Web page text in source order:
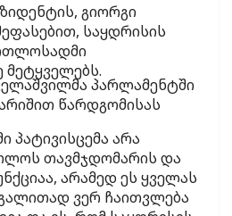
გიორგი
საყდრისის
მეტყველებს.
პარლამენტში
წარდგომისას
პატივისცემა არა
თავმჯდომარის და
არამედ ეს ყველას
ვერ ჩაითვლება